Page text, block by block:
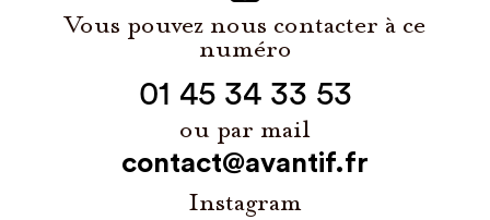
Vous pouvez nous contacter à ce
numéro
01 45 34 33 53
ou par mail
contact@avantif.fr
Instagram